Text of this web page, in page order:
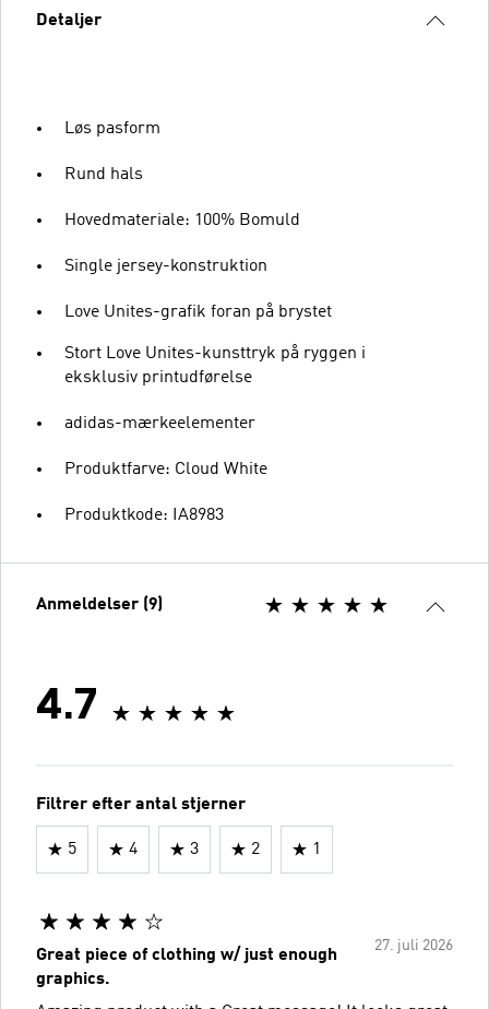
Detaljer
Løs pasform
Rund hals
Hovedmateriale: 100% Bomuld
Single jersey-konstruktion
Love Unites-grafik foran på brystet
Stort Love Unites-kunsttryk på ryggen i
eksklusiv printudførelse
adidas-mærkeelementer
Produktfarve: Cloud White
Produktkode: IA8983
Anmeldelser (9)
4.7
Filtrer efter antal stjerner
5 4 3 2 1
27. juli 2026
Great piece of clothing w/ just enough
graphics.